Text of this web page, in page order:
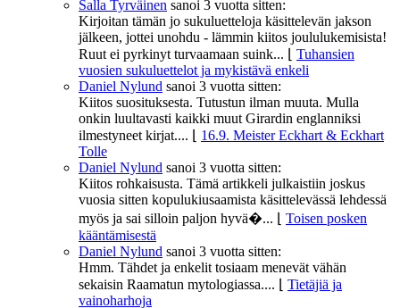
Salla Tyrväinen sanoi 3 vuotta sitten:
Kirjoitan tämän jo sukuluetteloja käsittelevän jakson
jälkeen, jottei unohdu - lämmin kiitos joululukemisista!
Ruut ei pyrkinyt turvaamaan suink...
Tuhansien
vuosien sukuluettelot ja mykistävä enkeli
Daniel Nylund sanoi 3 vuotta sitten:
Kiitos suosituksesta. Tutustun ilman muuta. Mulla
onkin luultavasti kaikki muut Girardin englanniksi
ilmestyneet kirjat....
16.9. Meister Eckhart & Eckhart
Tolle
Daniel Nylund sanoi 3 vuotta sitten:
Kiitos rohkaisusta. Tämä artikkeli julkaistiin joskus
vuosia sitten kopulukiusaamista käsittelevässä lehdessä
myös ja sai silloin paljon hyvä�...
Toisen posken
kääntämisestä
Daniel Nylund sanoi 3 vuotta sitten:
Hmm. Tähdet ja enkelit tosiaam menevät vähän
sekaisin Raamatun mytologiassa....
Tietäjiä ja
vainoharhoja